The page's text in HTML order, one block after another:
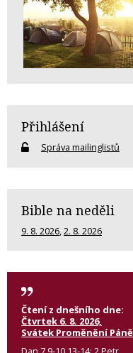
Přihlášení
Správa mailinglistů
Bible na neděli
9. 8. 2026,2. 8. 2026
Čtení z dnešního dne:
Čtvrtek 6. 8. 2026,
Svátek Proměnění Páně